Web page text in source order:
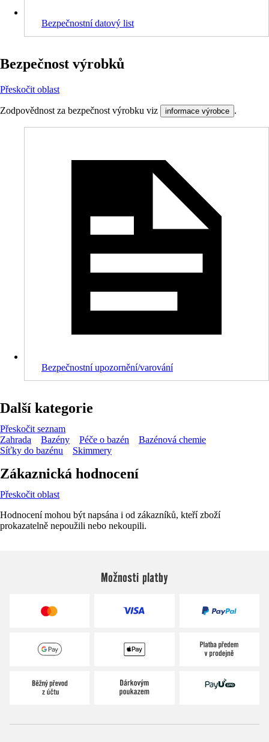
Bezpečnostní datový list
Bezpečnost výrobků
Přeskočit oblast
Zodpovědnost za bezpečnost výrobku viz informace výrobce .
Bezpečnostní upozornění/varování
Další kategorie
Přeskočit seznam
Zahrada
Bazény Péče o bazén
Bazénová chemie
Síťky do bazénu
Skimmery
Zákaznická hodnocení
Přeskočit oblast
Hodnocení mohou být napsána i od zákazníků, kteří zboží
prokazatelně nepoužili nebo nekoupili.
Možnosti platby